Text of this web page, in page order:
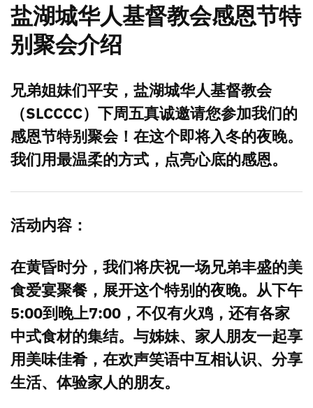
盐湖城华人基督教会感恩节特
别聚会介绍
兄弟姐妹们平安，盐湖城华人基督教会
（SLCCCC）下周五真诚邀请您参加我们的
感恩节特别聚会！在这个即将入冬的夜晚。
我们用最温柔的方式，点亮心底的感恩。
活动内容：
在黄昏时分，我们将庆祝一场兄弟丰盛的美
食爱宴聚餐，展开这个特别的夜晚。从下午
5:00到晚上7:00，不仅有火鸡，还有各家
中式食材的集结。与姊妹、家人朋友一起享
用美味佳肴，在欢声笑语中互相认识、分享
生活、体验家人的朋友。